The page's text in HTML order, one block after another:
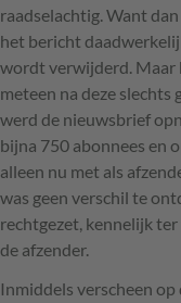
raadselachtig. Want dan
het bericht
wordt verwijderd. Maar
meteen na deze
werd de nieuwsbrief
bijna 750 abonnees en
alleen nu met als
was geen verschil te
rechtgezet, kennelijk
de afzender.
Inmiddels verscheen op